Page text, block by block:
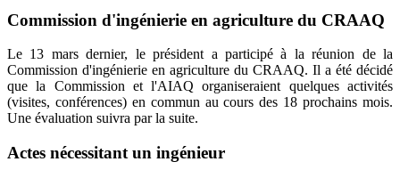
Commission d'ingénierie en agriculture du CRAAQ
Le 13 mars dernier, le président a participé à la réunion de la
Commission d'ingénierie en agriculture du CRAAQ. Il a été décidé
que la Commission et l'AIAQ organiseraient quelques activités
(visites, conférences) en commun au cours des 18 prochains mois.
Une évaluation suivra par la suite.
Actes nécessitant un ingénieur